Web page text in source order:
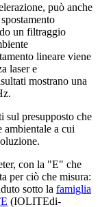
può anche
un filtraggio
lineare viene
laser e
mostrano una
sul presupposto che
a cui
con la "E" che
per ciò che misura:
sotto la famiglia
(IOLITEdi-